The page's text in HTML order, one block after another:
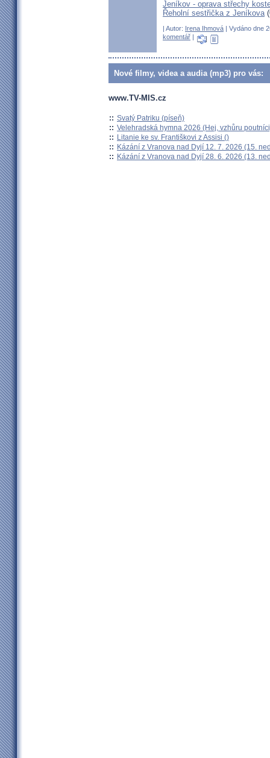
Jeníkov - oprava střechy
Řeholní sestřička z Jeníkova
| Autor: Irena Ihmová | Vydáno dne
komentář |
Nové filmy, videa a audia (mp3) pro vás:
www.TV-MIS.cz
:: Svatý Patriku (píseň)
:: Velehradská hymna 2026 (Hej, vzhůru
:: Litanie ke sv. Františkovi z Assisi ()
:: Kázání z Vranova nad Dyjí 12. 7. 2026 (15.
:: Kázání z Vranova nad Dyjí 28. 6. 2026 (13.